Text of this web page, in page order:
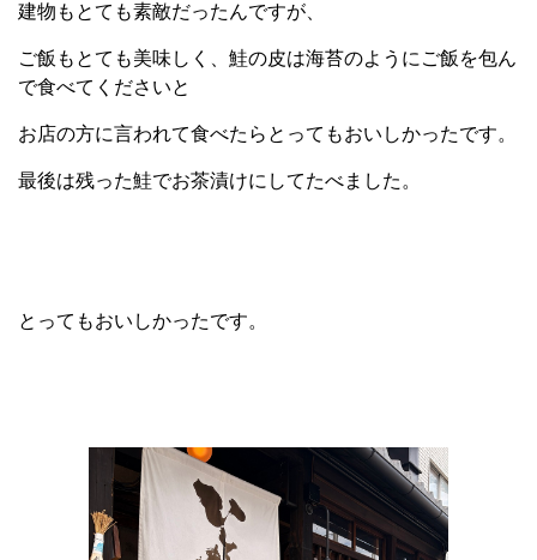
建物もとても素敵だったんですが、
ご飯もとても美味しく、鮭の皮は海苔のようにご飯を包ん
で食べてくださいと
お店の方に言われて食べたらとってもおいしかったです。
最後は残った鮭でお茶漬けにしてたべました。
とってもおいしかったです。